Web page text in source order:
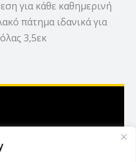
για κάθε καθημερινή
πάτημα ιδανικά για
3,5εκ